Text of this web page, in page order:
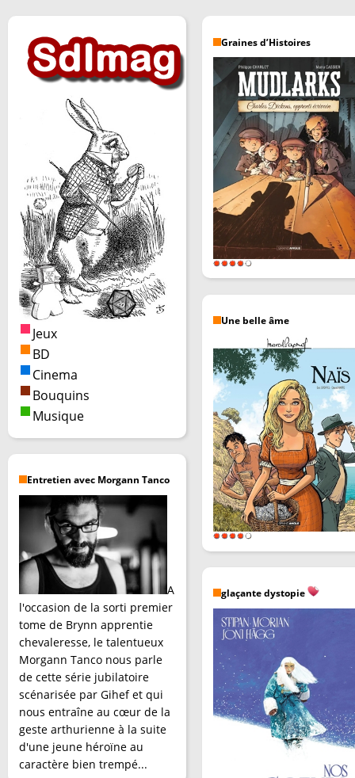
Jeux
BD
Cinema
Bouquins
Musique
Entretien avec Morgann Tanco
A
l'occasion de la sorti premier
tome de Brynn apprentie
chevaleresse, le talentueux
Morgann Tanco nous parle
de cette série jubilatoire
scénarisée par Gihef et qui
nous entraîne au cœur de la
geste arthurienne à la suite
d'une jeune héroïne au
caractère bien trempé...
Graines d’Histoires
Une belle âme
glaçante dystopie